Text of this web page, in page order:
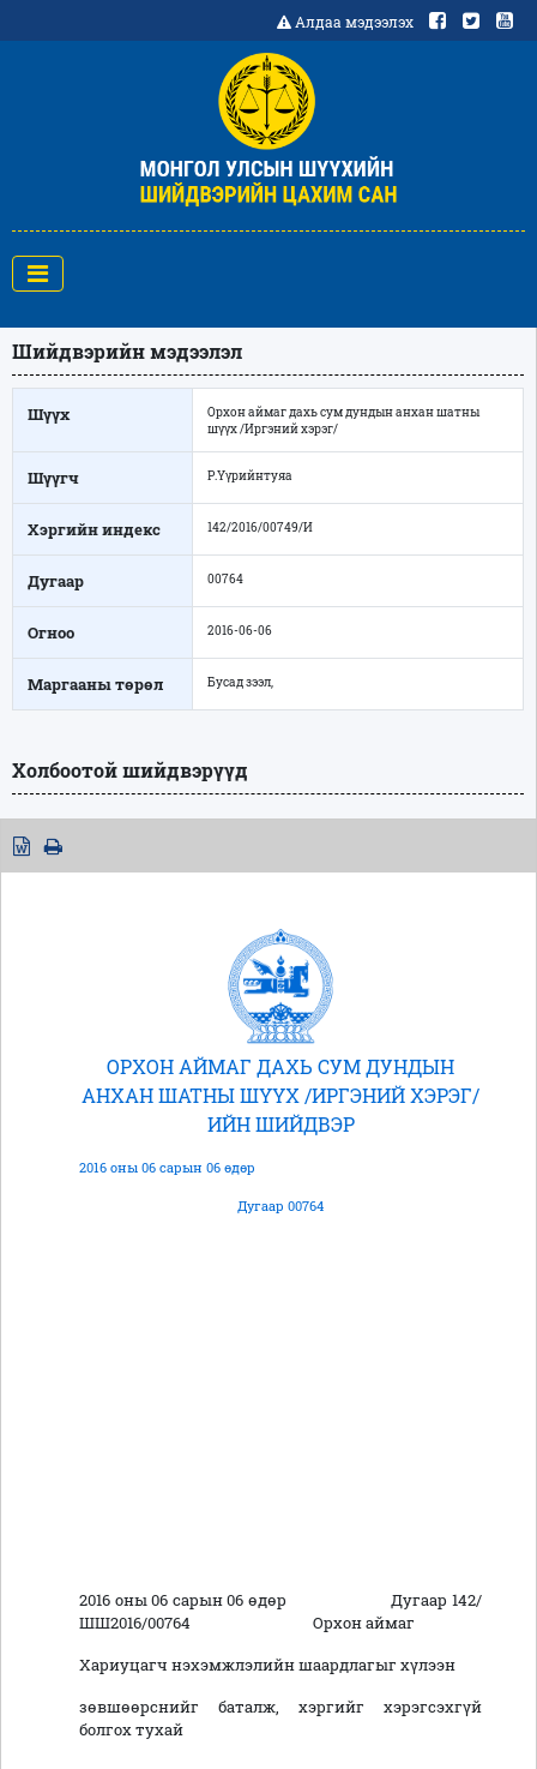
Алдаа мэдээлэх
Шийдвэрийн мэдээлэл
Шүүх
Орхон аймаг дахь сум дундын анхан шатны
шүүх /Иргэний хэрэг/
Шүүгч Р.Үүрийнтуяа
Хэргийн индекс 142/2016/00749/И
Дугаар 00764
Огноо 2016-06-06
Маргааны төрөл Бусад зээл,
Холбоотой шийдвэрүүд
ОРХОН АЙМАГ ДАХЬ СУМ ДУНДЫН
АНХАН ШАТНЫ ШҮҮХ /ИРГЭНИЙ ХЭРЭГ/
ИЙН ШИЙДВЭР
2016 оны 06 сарын 06 өдөр
Дугаар 00764
2016 оны 06 сарын 06 өдөр Дугаар 142/
ШШ2016/00764 Орхон аймаг
Хариуцагч нэхэмжлэлийн шаардлагыг хүлээн
зөвшөөрснийг баталж, хэргийг хэрэгсэхгүй
болгох тухай